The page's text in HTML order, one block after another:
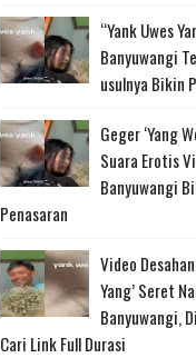
“Yank Uwes
Banyuwangi
usulnya Bikin
Geger ‘Yang
Suara Erotis
Banyuwangi
Penasaran
Video
Yang’ Seret
Banyuwangi,
Cari Link Full Durasi